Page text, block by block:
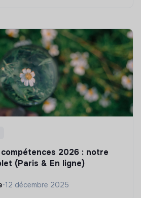
2026 : notre
(Paris & En ligne)
•12 décembre 2025